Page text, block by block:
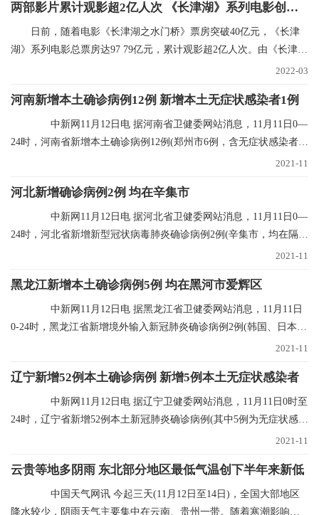
两部影片累计观影超2亿人次 《长津湖》系列电影创纪录
日前，随着电影《长津湖之水门桥》票房突破40亿元，《长津
湖》系列电影总票房达97 79亿元，累计观影超2亿人次。由《长津
2022-03
河南新增本土确诊病例12例 新增本土无症状感染者1例
中新网11月12日电 据河南省卫健委网站消息，11月11日0—
24时，河南省新增本土确诊病例12例(郑州市6例，含无症状感染者转
2021-11
河北新增确诊病例2例 均在辛集市
中新网11月12日电 据河北省卫健委网站消息，11月11日0—
24时，河北省新增新型冠状病毒肺炎确诊病例2例(辛集市，均在隔离
2021-11
黑龙江新增本土确诊病例5例 均在黑河市爱辉区
中新网11月12日电 据黑龙江省卫健委网站消息，11月11日
0-24时，黑龙江省新增境外输入新冠肺炎确诊病例2例(韩国、日本输
2021-11
辽宁新增52例本土确诊病例 新增5例本土无症状感染者
中新网11月12日电 据辽宁卫健委网站消息，11月11日0时至
24时，辽宁省新增52例本土新冠肺炎确诊病例(其中5例为无症状感染
2021-11
云贵等地多阴雨 东北部分地区最低气温创下半年来新低
中国天气网讯 今起三天(11月12日至14日)，全国大部地区
降水较少，阴雨天气主要集中在云南、贵州一带。随着寒潮影响结